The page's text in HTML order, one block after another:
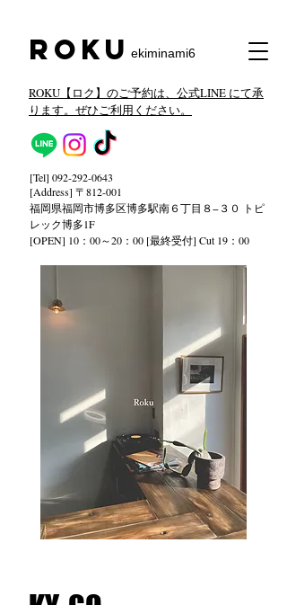
​Roku ekiminami6
[Tel] 092-292-0643
[Address] 〒812-001
福岡県福岡市博多区博多駅南６丁目８−３０ トピ
レック博多1F
[OPEN] 10：00～20：00 [最終受付] Cut 19：00
ROKU【ロク】のご予約は、公式LINE にて承
ります。ぜひご利用ください。